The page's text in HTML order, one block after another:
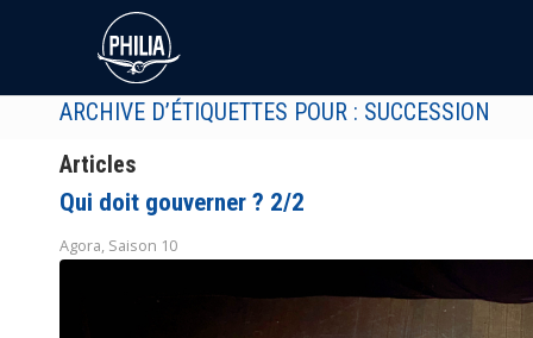
ARCHIVE D’ÉTIQUETTES POUR : SUCCESSION
Articles
Qui doit gouverner ? 2/2
Agora, Saison 10